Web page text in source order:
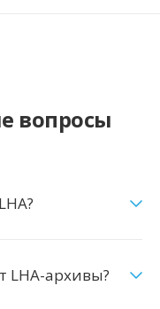
вопросы
LHA-архивы?